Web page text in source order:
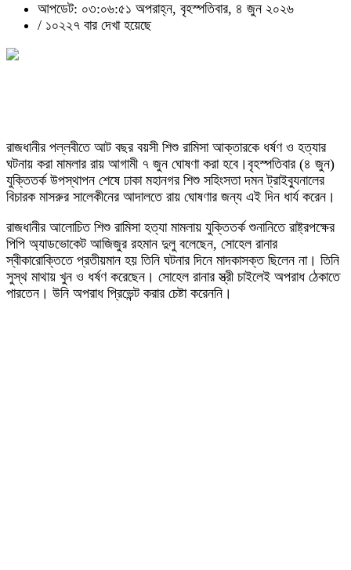
আপডেট: ০৩:০৬:৫১ অপরাহ্ন, বৃহস্পতিবার, ৪ জুন ২০২৬
/ ১০২২৭ বার দেখা হয়েছে
রাজধানীর পল্লবীতে আট বছর বয়সী শিশু রামিসা আক্তারকে ধর্ষণ ও হত্যার
ঘটনায় করা মামলার রায় আগামী ৭ জুন ঘোষণা করা হবে।বৃহস্পতিবার (৪ জুন)
যুক্তিতর্ক উপস্থাপন শেষে ঢাকা মহানগর শিশু সহিংসতা দমন ট্রাইব্যুনালের
বিচারক মাসরুর সালেকীনের আদালতে রায় ঘোষণার জন্য এই দিন ধার্য করেন।
রাজধানীর আলোচিত শিশু রামিসা হত্যা মামলায় যুক্তিতর্ক শুনানিতে রাষ্ট্রপক্ষের
পিপি অ্যাডভোকেট আজিজুর রহমান দুলু বলেছেন, সোহেল রানার
স্বীকারোক্তিতে প্রতীয়মান হয় তিনি ঘটনার দিনে মাদকাসক্ত ছিলেন না। তিনি
সুস্থ মাথায় খুন ও ধর্ষণ করেছেন। সোহেল রানার স্ত্রী চাইলেই অপরাধ ঠেকাতে
পারতেন। উনি অপরাধ প্রিভেন্ট করার চেষ্টা করেননি।